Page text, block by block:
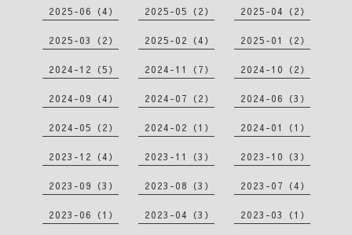
2025-06（4） 2025-05（2） 2025-04（2）
2025-03（2） 2025-02（4） 2025-01（2）
2024-12（5） 2024-11（7） 2024-10（2）
2024-09（4） 2024-07（2） 2024-06（3）
2024-05（2） 2024-02（1） 2024-01（1）
2023-12（4） 2023-11（3） 2023-10（3）
2023-09（3） 2023-08（3） 2023-07（4）
2023-06（1） 2023-04（3） 2023-03（1）